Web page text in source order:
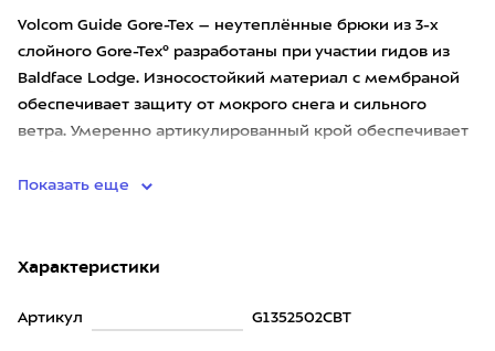
Volcom Guide Gore-Tex – неутеплённые брюки из 3-х
слойного Gore-Tex® разработаны при участии гидов из
Baldface Lodge. Износостойкий материал с мембраной
обеспечивает защиту от мокрого снега и сильного
ветра. Умеренно артикулированный крой обеспечивает
Показать еще
Характеристики
Артикул G1352502CBT